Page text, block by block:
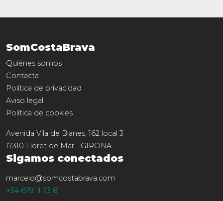
SomCostaBrava
Quiénes somos
Contacta
Política de privacidad
Aviso legal
Política de cookies
Avenida Vila de Blanes, 162 local 3
17310 Lloret de Mar - GIRONA
Sigamos conectados
marcelo@somcostabrava.com
+34 679 11 73 81